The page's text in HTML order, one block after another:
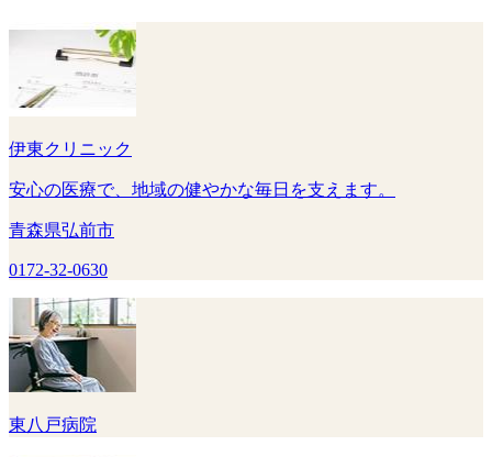
伊東クリニック
安心の医療で、地域の健やかな毎日を支えます。
青森県弘前市
0172-32-0630
東八戸病院